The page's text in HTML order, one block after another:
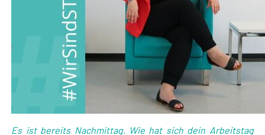
Es ist bereits Nachmittag. Wie hat sich dein Arbeitstag